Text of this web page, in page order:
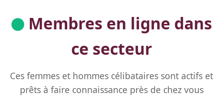
Membres en ligne dans
ce secteur
Ces femmes et hommes célibataires sont actifs et
prêts à faire connaissance près de chez vous